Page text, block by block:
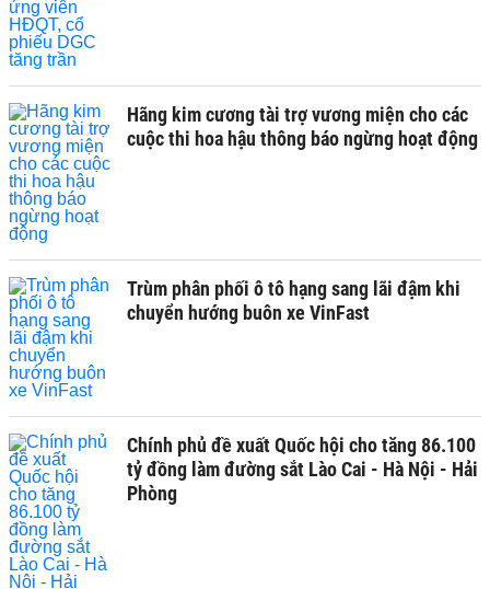
Hãng kim cương tài trợ vương miện cho các
cuộc thi hoa hậu thông báo ngừng hoạt động
Trùm phân phối ô tô hạng sang lãi đậm khi
chuyển hướng buôn xe VinFast
Chính phủ đề xuất Quốc hội cho tăng 86.100
tỷ đồng làm đường sắt Lào Cai - Hà Nội - Hải
Phòng